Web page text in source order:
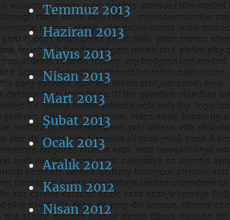
Temmuz 2013
Haziran 2013
Mayıs 2013
Nisan 2013
Mart 2013
Şubat 2013
Ocak 2013
Aralık 2012
Kasım 2012
Nisan 2012